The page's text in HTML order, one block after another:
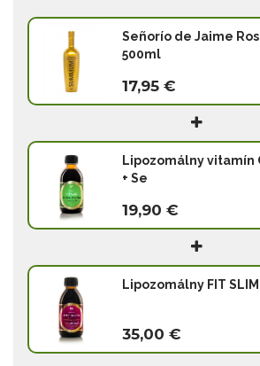
Señorío de Jaime
500ml
17,95 €
Lipozomálny vitamín
+ Se
19,90 €
Lipozomálny FIT
35,00 €